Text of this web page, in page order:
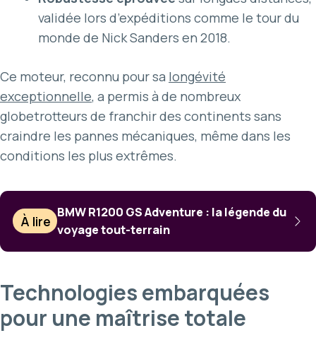
validée lors d’expéditions comme le tour du
monde de Nick Sanders en 2018.
Ce moteur, reconnu pour sa longévité
exceptionnelle, a permis à de nombreux
globetrotteurs de franchir des continents sans
craindre les pannes mécaniques, même dans les
conditions les plus extrêmes.
À lire
BMW R1200 GS Adventure : la légende du
voyage tout-terrain
Technologies embarquées
pour une maîtrise totale